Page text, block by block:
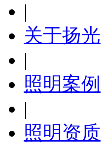
|
关于扬光
|
照明案例
|
照明资质